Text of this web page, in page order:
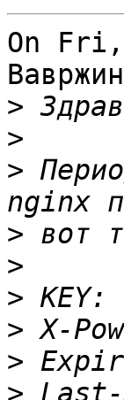
On Fri,
>
>
>
>
>
>
>
>
>